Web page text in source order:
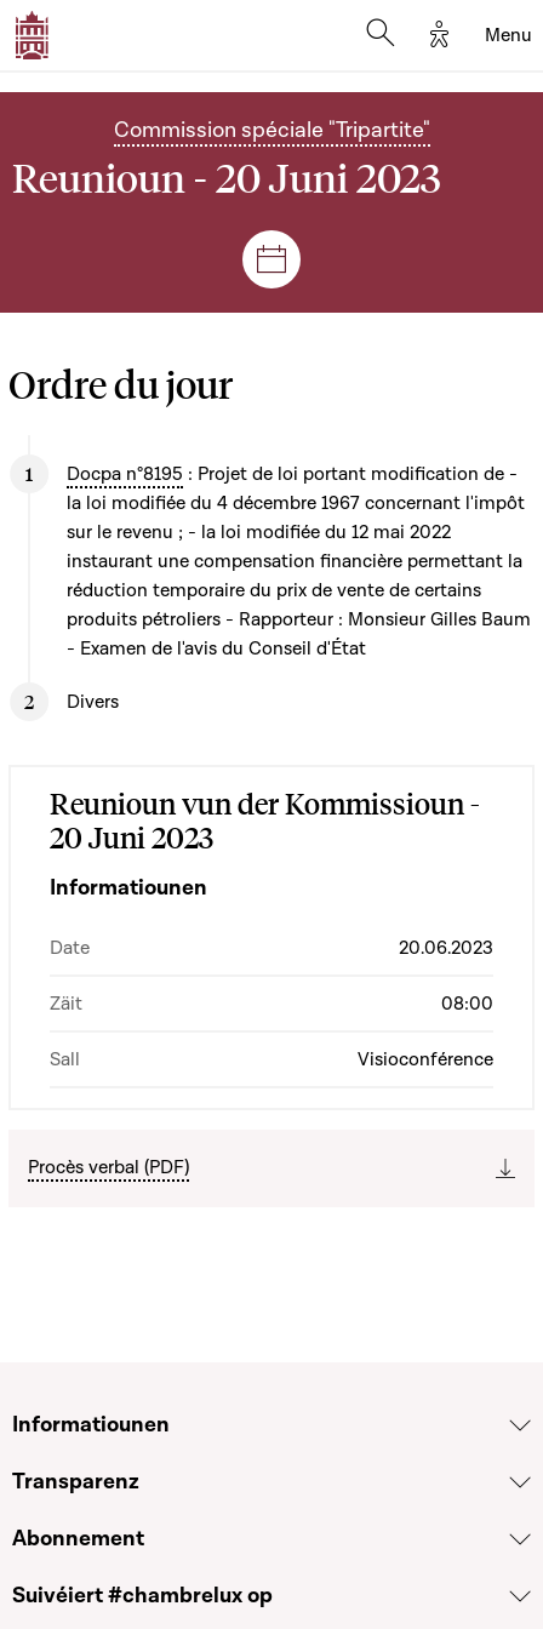
Options
Menu
Commission spéciale "Tripartite"
Reunioun - 20 Juni 2023
Sëtzungen a Reuniounen
Ordre du jour
Docpa n°8195 : Projet de loi portant modification de -
la loi modifiée du 4 décembre 1967 concernant l'impôt
sur le revenu ; - la loi modifiée du 12 mai 2022
instaurant une compensation financière permettant la
réduction temporaire du prix de vente de certains
produits pétroliers - Rapporteur : Monsieur Gilles Baum
- Examen de l'avis du Conseil d'État
Divers
Reunioun vun der Kommissioun -
20 Juni 2023
Informatiounen
Date 20.06.2023
Zäit 08:00
Sall Visioconférence
Procès verbal (PDF)
Informatiounen
Transparenz
Abonnement
Suivéiert #chambrelux op